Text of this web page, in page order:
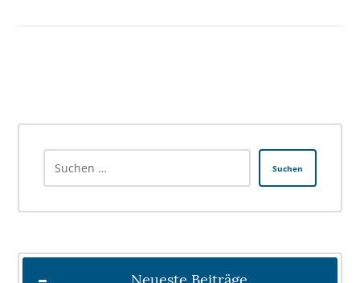
Suchen